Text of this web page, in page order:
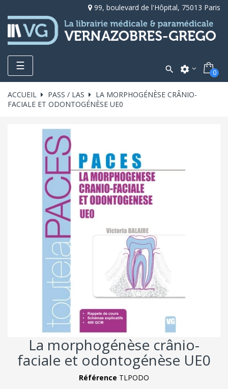
99, boulevard de l'Hôpital, 75013 Paris
Toggle
navigation
☰  settings 0
ACCUEIL PASS / LAS
LA MORPHOGÉNÈSE CRÂNIO-
FACIALE ET ODONTOGÉNÈSE UE0
La morphogénèse crânio-
faciale et odontogénèse UE0
Référence TLPODO